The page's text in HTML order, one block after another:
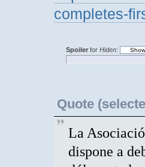
completes-
Spoilerfor Hiden:
Quote
La
dispone a